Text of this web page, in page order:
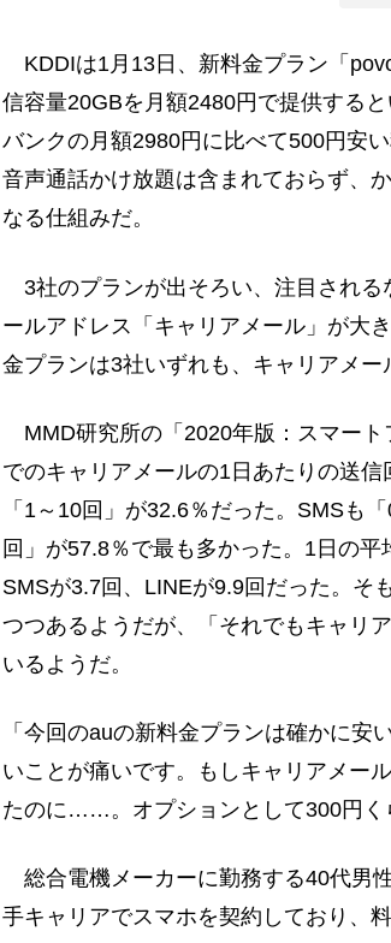
KDDIは1月13日、新料金プラン「
信容量20GBを月額2480円で提供する
バンクの月額2980円に比べて500円安
音声通話かけ放題は含まれておらず、
なる仕組みだ。
3社のプランが出そろい、注目される
ールアドレス「キャリアメール」が大
金プランは3社いずれも、キャリアメー
MMD研究所の「2020年版：スマート
でのキャリアメールの1日あたりの送
「1～10回」が32.6％だった。SMSも
回」が57.8％で最も多かった。1日の平
SMSが3.7回、LINEが9.9回だった。そ
つつあるようだが、「それでもキャリ
いるようだ。
「今回のauの新料金プランは確かに
いことが痛いです。もしキャリアメー
たのに……。オプションとして300円く
総合電機メーカーに勤務する40代男
手キャリアでスマホを契約しており、